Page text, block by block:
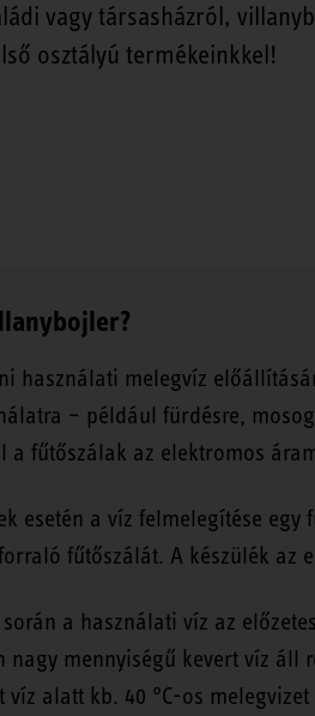
vagy társasházról,
osztályú termékeinkkel!
használati melegvíz
– például fürdésre,
a fűtőszálak az elektromos
esetén a víz felmelegítése
fűtőszálát. A készülék
a használati víz az
nagy mennyiségű kevert víz áll
víz alatt kb. 40 °C-os